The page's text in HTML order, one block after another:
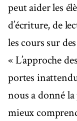
peut aider les
d’écriture, de
les cours sur
« L’approche
portes
nous a donné
mieux